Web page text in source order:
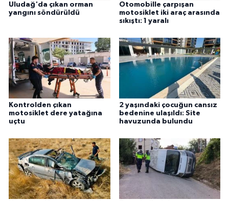
Uludağ'da çıkan orman
yangını söndürüldü
Otomobille çarpışan
motosiklet iki araç arasında
sıkıştı: 1 yaralı
Kontrolden çıkan
motosiklet dere yatağına
uçtu
2 yaşındaki çocuğun cansız
bedenine ulaşıldı: Site
havuzunda bulundu